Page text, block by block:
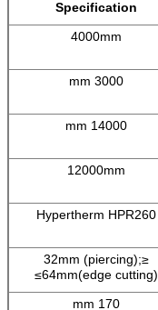
Specification
4000mm
3000 mm
14000 mm
12000mm
Hypertherm HPR260
≤32mm (piercing);
≤64mm(edge cutting)
170 mm